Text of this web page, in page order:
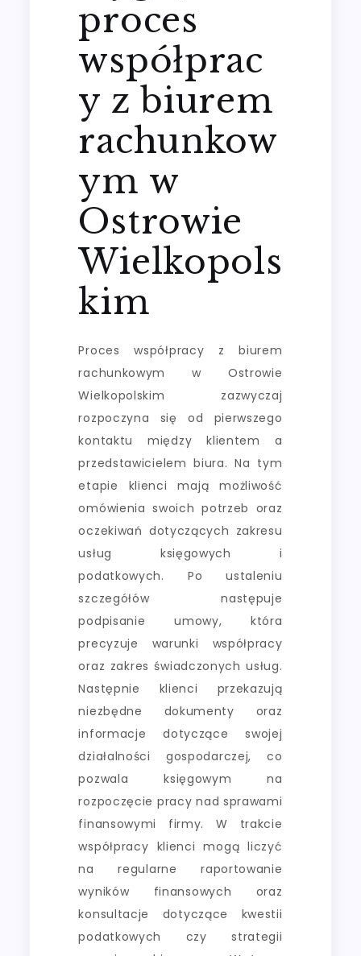
proces
współprac
y z biurem
rachunkow
ym w
Ostrowie
Wielkopols
kim
Proces współpracy z biurem
rachunkowym w Ostrowie
Wielkopolskim zazwyczaj
rozpoczyna się od pierwszego
kontaktu między klientem a
przedstawicielem biura. Na tym
etapie klienci mają możliwość
omówienia swoich potrzeb oraz
oczekiwań dotyczących zakresu
usług księgowych i
podatkowych. Po ustaleniu
szczegółów następuje
podpisanie umowy, która
precyzuje warunki współpracy
oraz zakres świadczonych usług.
Następnie klienci przekazują
niezbędne dokumenty oraz
informacje dotyczące swojej
działalności gospodarczej, co
pozwala księgowym na
rozpoczęcie pracy nad sprawami
finansowymi firmy. W trakcie
współpracy klienci mogą liczyć
na regularne raportowanie
wyników finansowych oraz
konsultacje dotyczące kwestii
podatkowych czy strategii